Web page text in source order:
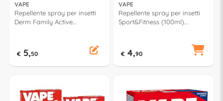
VAPE
Repellente spray per insetti
Derm Family Active
€ 5,50
VAPE
Repellente spray per insetti
Sport&Fitness (100ml)
€ 4,90